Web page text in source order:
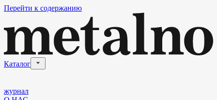
Перейти к содержанию
Каталог
журнал